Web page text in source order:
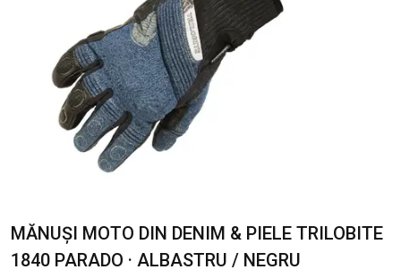
MĂNUȘI MOTO DIN DENIM & PIELE TRILOBITE
1840 PARADO · ALBASTRU / NEGRU